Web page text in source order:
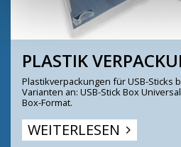
PLASTIK
Plastikverpackungen für USB-Sticks
Varianten an: USB-Stick Box
Box-Format.
WEITERLESEN